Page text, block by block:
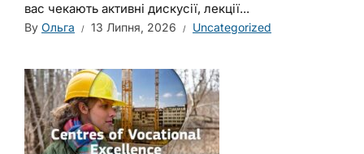
вас чекають активні дискусії, лекції...
By Ольга 13 Липня, 2026 Uncategorized